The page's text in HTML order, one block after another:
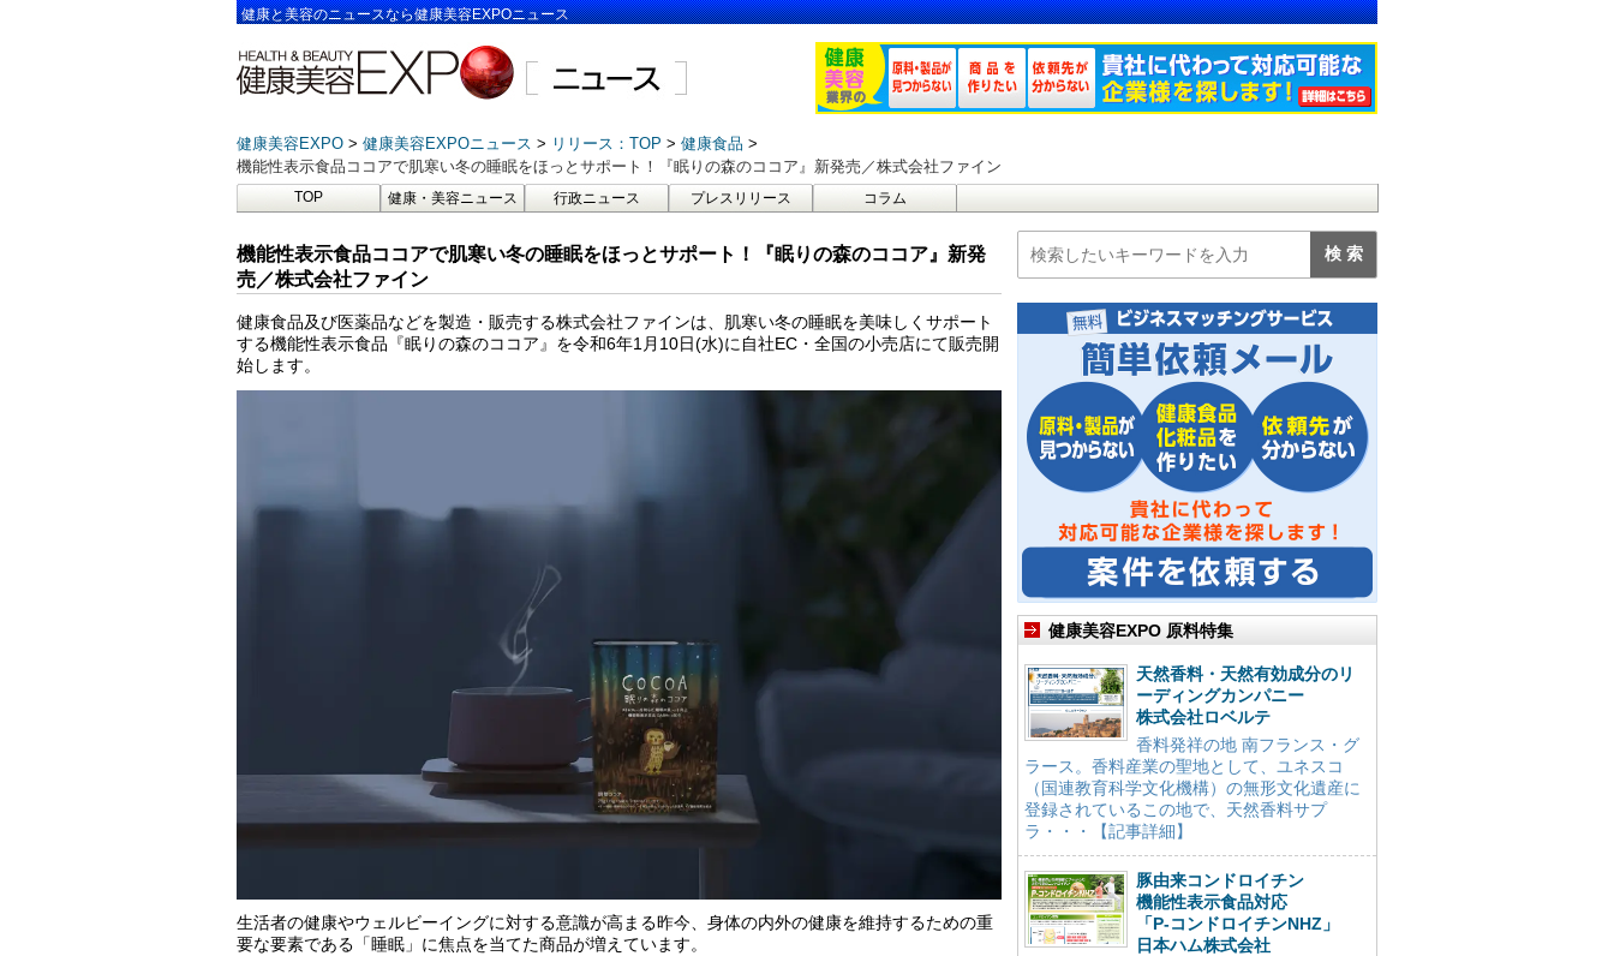
健康と美容のニュースなら健康美容EXPOニュース
健康美容EXPO 健康美容EXPOニュース リリース：TOP
健康食品
機能性表示食品ココアで肌寒い冬の睡眠をほっとサポート！『眠りの森のココア』新発売／株式会社ファイン
TOP 健康・美容ニュース 行政ニュース プレスリリース コラム
機能性表示食品ココアで肌寒い冬の睡眠をほっとサポート！『眠りの森のココア』新発
売／株式会社ファイン
健康食品及び医薬品などを製造・販売する株式会社ファインは、肌寒い冬の睡眠を美味しくサポート
する機能性表示食品『眠りの森のココア』を令和6年1月10日(水)に自社EC・全国の小売店にて販売開
始します。
生活者の健康やウェルビーイングに対する意識が高まる昨今、身体の内外の健康を維持するための重
要な要素である「睡眠」に焦点を当てた商品が増えています。
健康美容EXPO 原料特集
天然香料・天然有効成分のリ
ーディングカンパニー
株式会社ロベルテ
香料発祥の地 南フランス・グ
ラース。香料産業の聖地として、ユネスコ
（国連教育科学文化機構）の無形文化遺産に
登録されているこの地で、天然香料サプ
ラ・・・【記事詳細】
豚由来コンドロイチン
機能性表示食品対応
「P-コンドロイチンNHZ」
日本ハム株式会社